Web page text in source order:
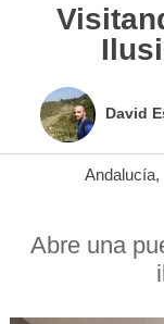
David
Andalucía,
Abre una